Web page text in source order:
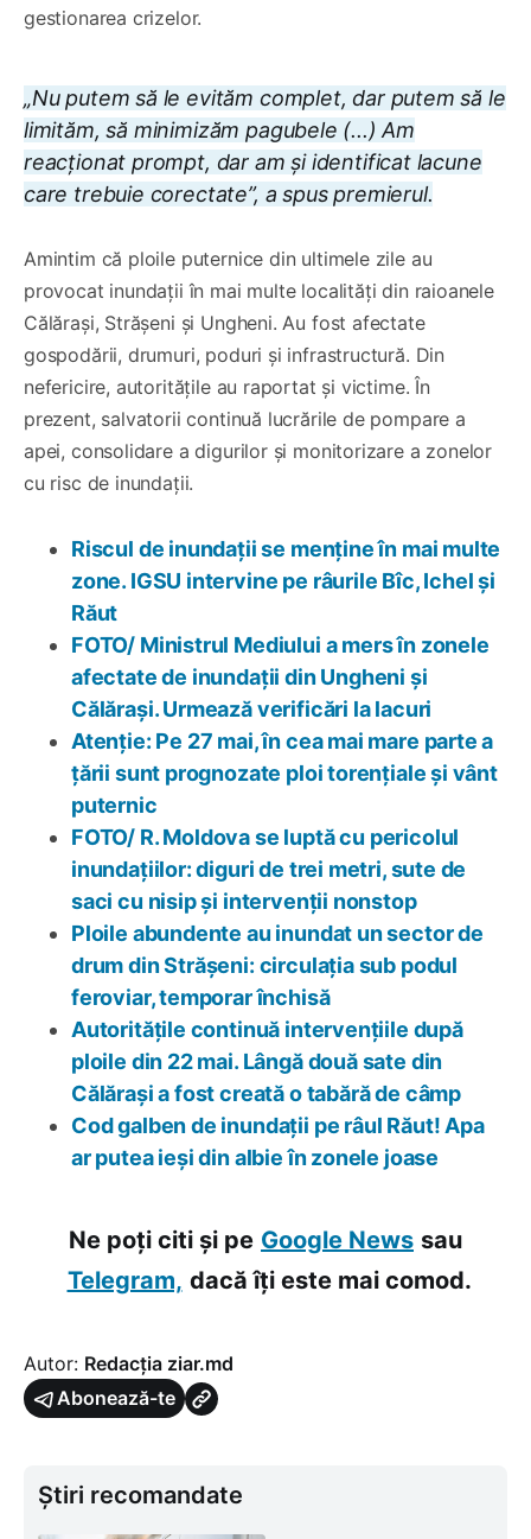
gestionarea crizelor.
„Nu putem să le evităm complet, dar putem să le
limităm, să minimizăm pagubele (...) Am
reacționat prompt, dar am și identificat lacune
care trebuie corectate”, a spus premierul.
Amintim că ploile puternice din ultimele zile au
provocat inundații în mai multe localități din raioanele
Călărași, Strășeni și Ungheni. Au fost afectate
gospodării, drumuri, poduri și infrastructură. Din
nefericire, autoritățile au raportat și victime. În
prezent, salvatorii continuă lucrările de pompare a
apei, consolidare a digurilor și monitorizare a zonelor
cu risc de inundații.
Riscul de inundații se menține în mai multe
zone. IGSU intervine pe râurile Bîc, Ichel și
Răut
FOTO/ Ministrul Mediului a mers în zonele
afectate de inundații din Ungheni și
Călărași. Urmează verificări la lacuri
Atenție: Pe 27 mai, în cea mai mare parte a
țării sunt prognozate ploi torențiale și vânt
puternic
FOTO/ R. Moldova se luptă cu pericolul
inundațiilor: diguri de trei metri, sute de
saci cu nisip și intervenții nonstop
Ploile abundente au inundat un sector de
drum din Strășeni: circulația sub podul
feroviar, temporar închisă
Autoritățile continuă intervențiile după
ploile din 22 mai. Lângă două sate din
Călărași a fost creată o tabără de câmp
Cod galben de inundații pe râul Răut! Apa
ar putea ieși din albie în zonele joase
Ne poți citi și pe Google News sau
Telegram, dacă îți este mai comod.
Autor: Redacția ziar.md
Abonează-te
Știri recomandate